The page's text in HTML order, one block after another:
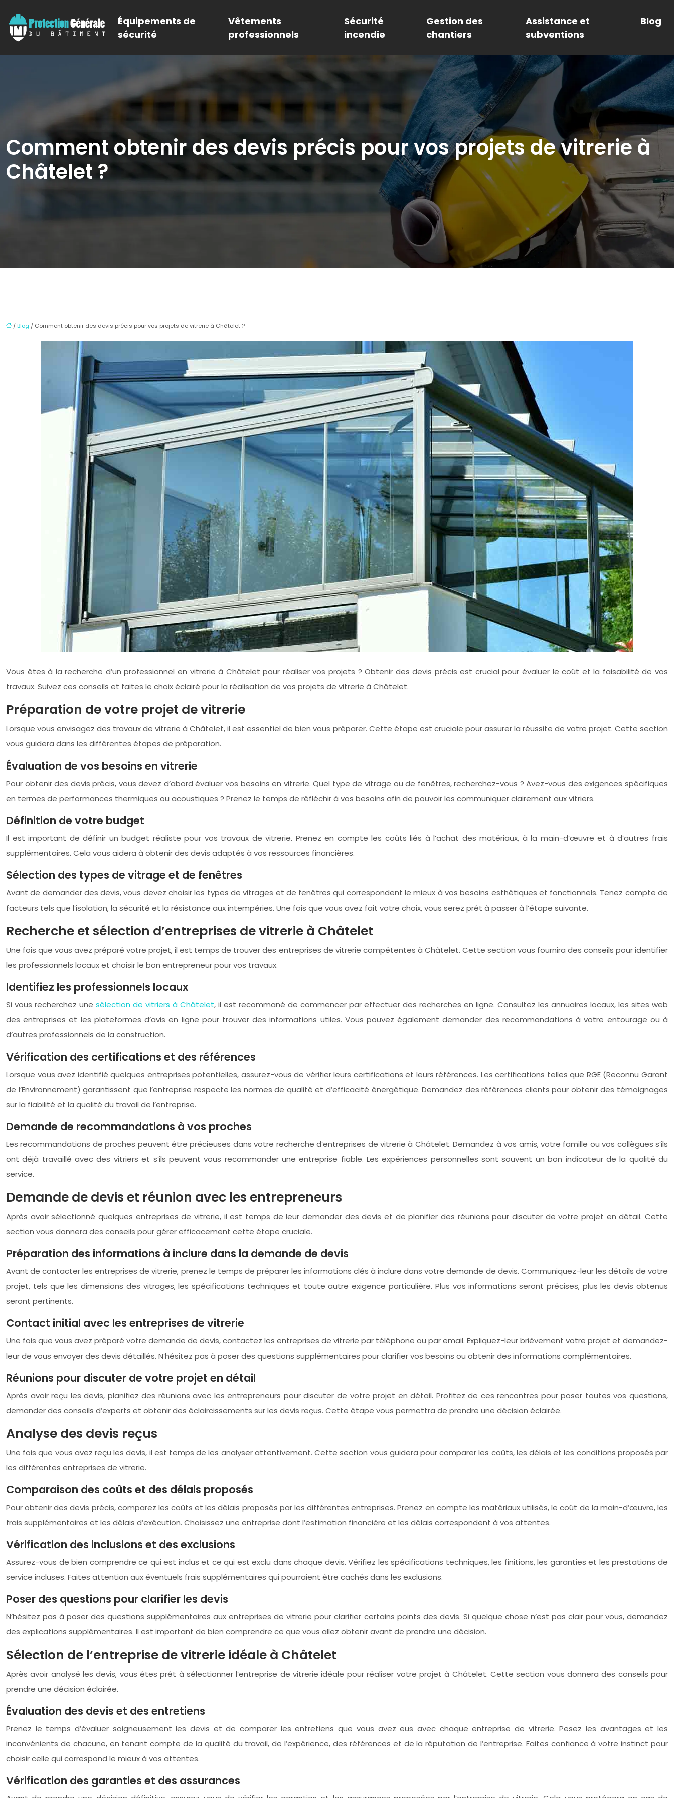
Équipements de
sécurité
Vêtements
professionnels
Sécurité
incendie
Gestion des
chantiers
Assistance et
subventions
Blog
Comment obtenir des devis précis pour vos projets de vitrerie à
Châtelet ?
/ Blog / Comment obtenir des devis précis pour vos projets de vitrerie à Châtelet ?
Vous êtes à la recherche d’un professionnel en vitrerie à Châtelet pour réaliser vos projets ? Obtenir des devis précis est crucial pour évaluer le coût et la faisabilité de vos
travaux. Suivez ces conseils et faites le choix éclairé pour la réalisation de vos projets de vitrerie à Châtelet.
Préparation de votre projet de vitrerie
Lorsque vous envisagez des travaux de vitrerie à Châtelet, il est essentiel de bien vous préparer. Cette étape est cruciale pour assurer la réussite de votre projet. Cette section
vous guidera dans les différentes étapes de préparation.
Évaluation de vos besoins en vitrerie
Pour obtenir des devis précis, vous devez d’abord évaluer vos besoins en vitrerie. Quel type de vitrage ou de fenêtres, recherchez-vous ? Avez-vous des exigences spécifiques
en termes de performances thermiques ou acoustiques ? Prenez le temps de réfléchir à vos besoins afin de pouvoir les communiquer clairement aux vitriers.
Définition de votre budget
Il est important de définir un budget réaliste pour vos travaux de vitrerie. Prenez en compte les coûts liés à l’achat des matériaux, à la main-d’œuvre et à d’autres frais
supplémentaires. Cela vous aidera à obtenir des devis adaptés à vos ressources financières.
Sélection des types de vitrage et de fenêtres
Avant de demander des devis, vous devez choisir les types de vitrages et de fenêtres qui correspondent le mieux à vos besoins esthétiques et fonctionnels. Tenez compte de
facteurs tels que l’isolation, la sécurité et la résistance aux intempéries. Une fois que vous avez fait votre choix, vous serez prêt à passer à l’étape suivante.
Recherche et sélection d’entreprises de vitrerie à Châtelet
Une fois que vous avez préparé votre projet, il est temps de trouver des entreprises de vitrerie compétentes à Châtelet. Cette section vous fournira des conseils pour identifier
les professionnels locaux et choisir le bon entrepreneur pour vos travaux.
Identifiez les professionnels locaux
Si vous recherchez une sélection de vitriers à Châtelet, il est recommané de commencer par effectuer des recherches en ligne. Consultez les annuaires locaux, les sites web
des entreprises et les plateformes d’avis en ligne pour trouver des informations utiles. Vous pouvez également demander des recommandations à votre entourage ou à
d’autres professionnels de la construction.
Vérification des certifications et des références
Lorsque vous avez identifié quelques entreprises potentielles, assurez-vous de vérifier leurs certifications et leurs références. Les certifications telles que RGE (Reconnu Garant
de l’Environnement) garantissent que l’entreprise respecte les normes de qualité et d’efficacité énergétique. Demandez des références clients pour obtenir des témoignages
sur la fiabilité et la qualité du travail de l’entreprise.
Demande de recommandations à vos proches
Les recommandations de proches peuvent être précieuses dans votre recherche d’entreprises de vitrerie à Châtelet. Demandez à vos amis, votre famille ou vos collègues s’ils
ont déjà travaillé avec des vitriers et s’ils peuvent vous recommander une entreprise fiable. Les expériences personnelles sont souvent un bon indicateur de la qualité du
service.
Demande de devis et réunion avec les entrepreneurs
Après avoir sélectionné quelques entreprises de vitrerie, il est temps de leur demander des devis et de planifier des réunions pour discuter de votre projet en détail. Cette
section vous donnera des conseils pour gérer efficacement cette étape cruciale.
Préparation des informations à inclure dans la demande de devis
Avant de contacter les entreprises de vitrerie, prenez le temps de préparer les informations clés à inclure dans votre demande de devis. Communiquez-leur les détails de votre
projet, tels que les dimensions des vitrages, les spécifications techniques et toute autre exigence particulière. Plus vos informations seront précises, plus les devis obtenus
seront pertinents.
Contact initial avec les entreprises de vitrerie
Une fois que vous avez préparé votre demande de devis, contactez les entreprises de vitrerie par téléphone ou par email. Expliquez-leur brièvement votre projet et demandez-
leur de vous envoyer des devis détaillés. N’hésitez pas à poser des questions supplémentaires pour clarifier vos besoins ou obtenir des informations complémentaires.
Réunions pour discuter de votre projet en détail
Après avoir reçu les devis, planifiez des réunions avec les entrepreneurs pour discuter de votre projet en détail. Profitez de ces rencontres pour poser toutes vos questions,
demander des conseils d’experts et obtenir des éclaircissements sur les devis reçus. Cette étape vous permettra de prendre une décision éclairée.
Analyse des devis reçus
Une fois que vous avez reçu les devis, il est temps de les analyser attentivement. Cette section vous guidera pour comparer les coûts, les délais et les conditions proposés par
les différentes entreprises de vitrerie.
Comparaison des coûts et des délais proposés
Pour obtenir des devis précis, comparez les coûts et les délais proposés par les différentes entreprises. Prenez en compte les matériaux utilisés, le coût de la main-d’œuvre, les
frais supplémentaires et les délais d’exécution. Choisissez une entreprise dont l’estimation financière et les délais correspondent à vos attentes.
Vérification des inclusions et des exclusions
Assurez-vous de bien comprendre ce qui est inclus et ce qui est exclu dans chaque devis. Vérifiez les spécifications techniques, les finitions, les garanties et les prestations de
service incluses. Faites attention aux éventuels frais supplémentaires qui pourraient être cachés dans les exclusions.
Poser des questions pour clarifier les devis
N’hésitez pas à poser des questions supplémentaires aux entreprises de vitrerie pour clarifier certains points des devis. Si quelque chose n’est pas clair pour vous, demandez
des explications supplémentaires. Il est important de bien comprendre ce que vous allez obtenir avant de prendre une décision.
Sélection de l’entreprise de vitrerie idéale à Châtelet
Après avoir analysé les devis, vous êtes prêt à sélectionner l’entreprise de vitrerie idéale pour réaliser votre projet à Châtelet. Cette section vous donnera des conseils pour
prendre une décision éclairée.
Évaluation des devis et des entretiens
Prenez le temps d’évaluer soigneusement les devis et de comparer les entretiens que vous avez eus avec chaque entreprise de vitrerie. Pesez les avantages et les
inconvénients de chacune, en tenant compte de la qualité du travail, de l’expérience, des références et de la réputation de l’entreprise. Faites confiance à votre instinct pour
choisir celle qui correspond le mieux à vos attentes.
Vérification des garanties et des assurances